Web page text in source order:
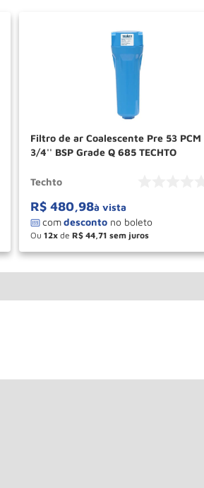
Filtro de ar Coalescente Pre 53 PCM
3/4'' BSP Grade Q 685 TECHTO
Techto
R$ 480,98à vista
Ou 12 de R$ 44 71
＋
－ COMPRAR